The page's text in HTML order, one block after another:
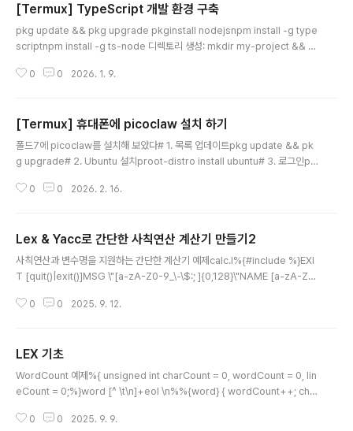
[Termux] TypeScript 개발 환경 구축
pkg update && pkg upgrade pkginstall nodejsnpm install -g type
scriptnpm install -g ts-node 디렉토리 생성: mkdir my-project && c
s-node index.ts
0 0 2026. 1. 9.
[Termux] 휴대폰에 picoclaw 설치 하기
폴드7에 picoclaw를 설치해 보았다# 1. 목록 업데이트pkg update && pk
g upgrade# 2. Ubuntu 설치proot-distro install ubuntu# 3. 로그인pr
de -yapt install curl git build-essential -y# 5. picoclaw 설치git clo
서 GEMINI, BRAVE, TELEGRAM 키값 입력vi ~/.picoclaw/..
0 0 2026. 2. 16.
Lex & Yacc로 간단한 사칙연산 계산기 만들기2
사칙연산과 변수명을 지원하는 간단한 계산기 예제calc.l%{#include %}EXI
T [quit()|exit()]MSG \"[a-zA-Z0-9_\-\$:; ]{0,128}\"NAME [a-zA-Z]
G} { int len = yyleng - 2; strncpy(yylval.sMsg, yytext + 1, len); yylv
0 0 2025. 9. 12.
LEX 기초
WordCount 예제%{ unsigned int charCount = 0, wordCount = 0, lin
eCount = 0;%}word [^ \t\n]+eol \n%%{word} { wordCount++; cha
unt++; }%%int main(int argc, char **argv) { yylex(); printf(" %d %d
0 0 2025. 9. 9.